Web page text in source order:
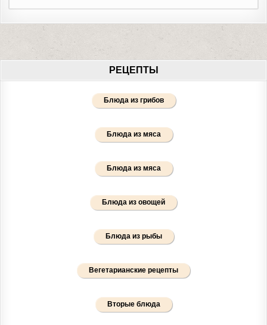
РЕЦЕПТЫ
Блюда из грибов
Блюда из мяса
Блюда из мяса
Блюда из овощей
Блюда из рыбы
Вегетарианские рецепты
Вторые блюда